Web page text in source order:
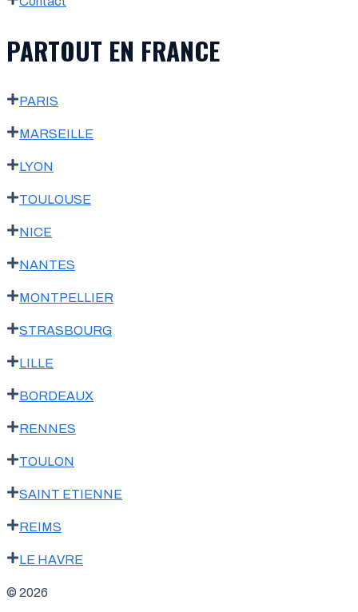
PARTOUT EN FRANCE
PARIS
MARSEILLE
LYON
TOULOUSE
NICE
NANTES
MONTPELLIER
STRASBOURG
LILLE
BORDEAUX
RENNES
TOULON
SAINT ETIENNE
REIMS
LE HAVRE
© 2026